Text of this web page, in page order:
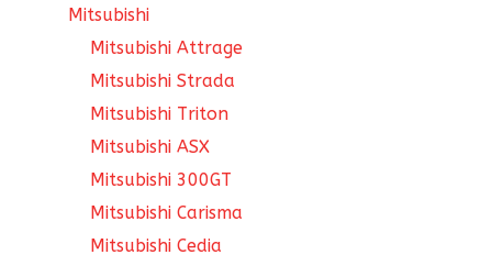
Mitsubishi
Mitsubishi Attrage
Mitsubishi Strada
Mitsubishi Triton
Mitsubishi ASX
Mitsubishi 300GT
Mitsubishi Carisma
Mitsubishi Cedia